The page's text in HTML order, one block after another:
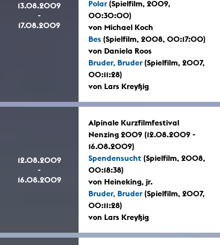
13.08.2009
-
17.08.2009
Polar (Spielfilm, 2009,
00:30:00)
von Michael Koch
Bes (Spielfilm, 2008, 00:17:00)
von Daniela Roos
Bruder, Bruder (Spielfilm, 2007,
00:11:28)
von Lars Kreyßig
12.08.2009
-
16.08.2009
Alpinale Kurzfilmfestival
Nenzing 2009 (12.08.2009 -
16.08.2009)
Spendensucht (Spielfilm, 2008,
00:18:38)
von Heineking, jr.
Bruder, Bruder (Spielfilm, 2007,
00:11:28)
von Lars Kreyßig